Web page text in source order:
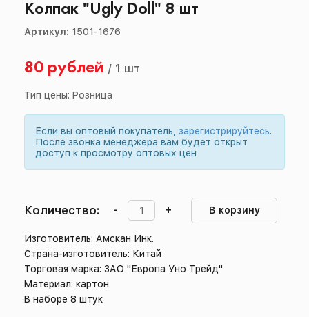
Колпак "Ugly Doll" 8 шт
Артикул: 1501-1676
80 рублей / 1 шт
Тип цены: Розница
Если вы оптовый покупатель, зарегистрируйтесь.
После звонка менеджера вам будет открыт
доступ к просмотру оптовых цен
Количество: - + В корзину
Изготовитель: Амскан Инк.
Страна-изготовитель: Китай
Торговая марка: ЗАО "Европа Уно Трейд"
Материал: картон
В наборе 8 штук